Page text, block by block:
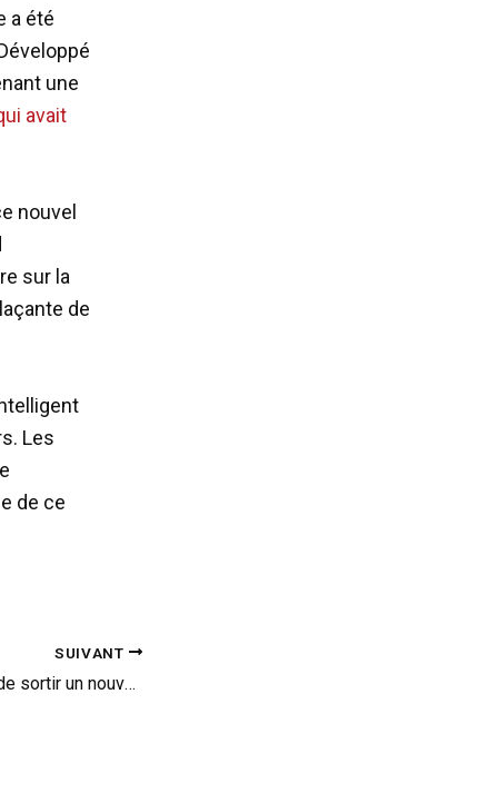
a été
une
avait
nouvel
sur la
de
Les
de ce
SUIVANT
Porsche en phase de sortir un nouveau flat-4